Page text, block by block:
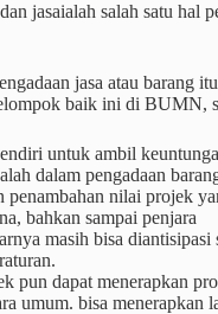
jasaialah salah satu
jasa atau barang
baik ini di BUMN,
untuk ambil
dalam pengadaan
nilai projek
bahkan sampai penjara
masih bisa
pun dapat menerapkan
umum. bisa